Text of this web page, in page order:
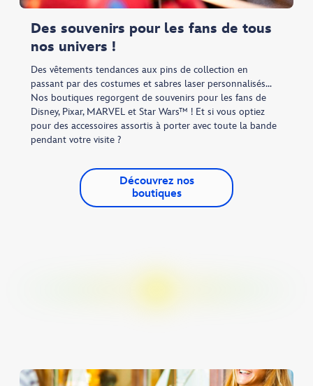
Des souvenirs pour les fans de tous
nos univers !
Des vêtements tendances aux pins de collection en
passant par des costumes et sabres laser personnalisés...
Nos boutiques regorgent de souvenirs pour les fans de
Disney, Pixar, MARVEL et Star Wars™ ! Et si vous optiez
pour des accessoires assortis à porter avec toute la bande
pendant votre visite ?
Découvrez nos
boutiques